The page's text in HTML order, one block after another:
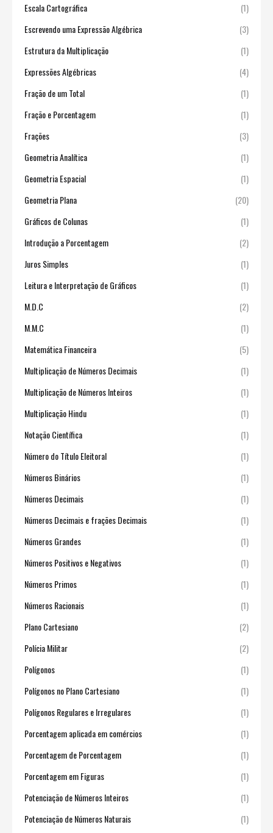
Escala Cartográfica
(1)
Escrevendo uma Expressão Algébrica
(3)
Estrutura da Multiplicação
(1)
Expressões Algébricas
(4)
Fração de um Total
(1)
Fração e Porcentagem
(1)
Frações
(3)
Geometria Analítica
(1)
Geometria Espacial
(1)
Geometria Plana
(20)
Gráficos de Colunas
(1)
Introdução a Porcentagem
(2)
Juros Simples
(1)
Leitura e Interpretação de Gráficos
(1)
M.D.C
(2)
M.M.C
(1)
Matemática Financeira
(5)
Multiplicação de Números Decimais
(1)
Multiplicação de Números Inteiros
(1)
Multiplicação Hindu
(1)
Notação Científica
(1)
Número do Título Eleitoral
(1)
Números Binários
(1)
Números Decimais
(1)
Números Decimais e frações Decimais
(1)
Números Grandes
(1)
Números Positivos e Negativos
(1)
Números Primos
(1)
Números Racionais
(1)
Plano Cartesiano
(2)
Polícia Militar
(2)
Polígonos
(1)
Polígonos no Plano Cartesiano
(1)
Polígonos Regulares e Irregulares
(1)
Porcentagem aplicada em comércios
(1)
Porcentagem de Porcentagem
(1)
Porcentagem em Figuras
(1)
Potenciação de Números Inteiros
(1)
Potenciação de Números Naturais
(1)